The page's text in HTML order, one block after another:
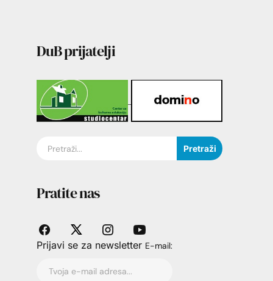
DuB prijatelji
Pretraži
Pratite nas
Prijavi se za newsletter E-mail: